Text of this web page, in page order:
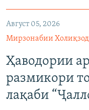
Август 05, 2026
Мирзонабии Холиқзод
Ҳаводории
размикори
лақаби